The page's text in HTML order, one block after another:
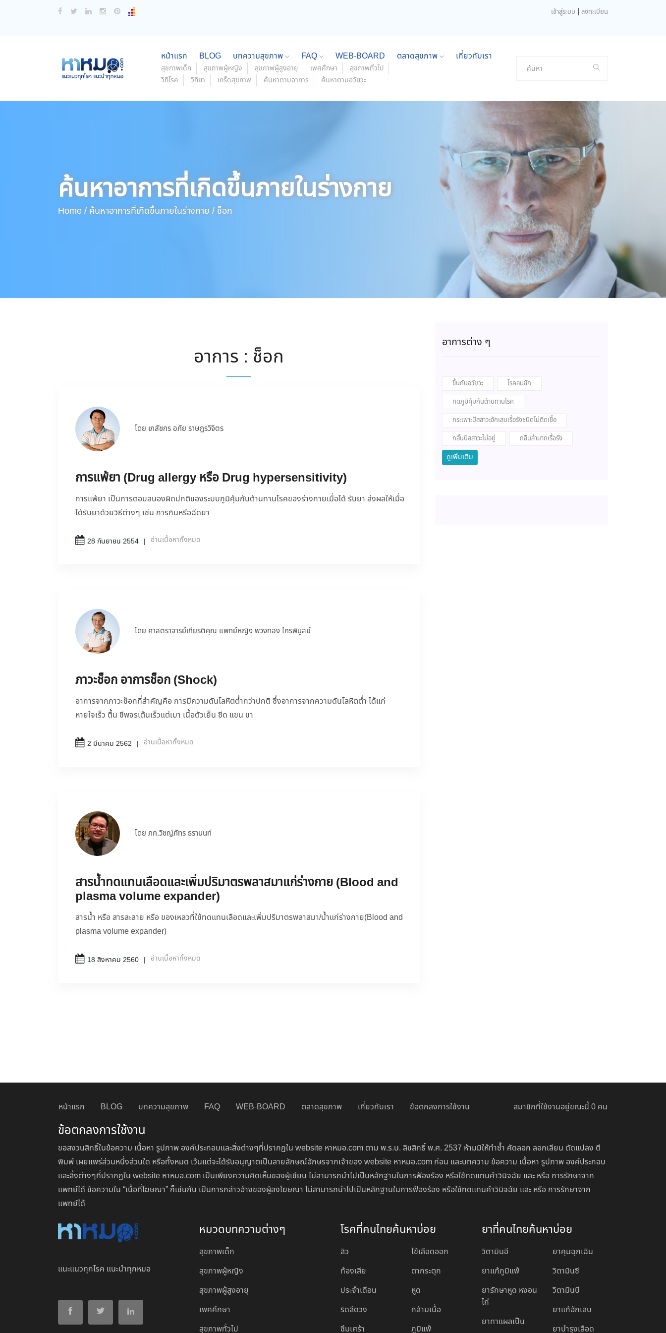
เข้าสู่ระบบ | ลงทะเบียน
หน้าแรก BLOG บทความสุขภาพ FAQ WEB-BOARD ตลาดสุขภาพ เกี่ยวกับเรา
สุขภาพเด็ก สุขภาพผู้หญิง สุขภาพผู้สูงอายุ เพศศึกษา
สุขภาพทั่วไป
วิกิโรค
วิกิยา เกร็ดสุขภาพ ค้นหาตามอาการ ค้นหาตามอวัยวะ
ค้นหาอาการที่เกิดขึ้นภายในร่างกาย
Home / ค้นหาอาการที่เกิดขึ้นภายในร่างกาย / ช็อก
อาการ : ช็อก
โดย เภสัชกร อภัย ราษฎรวิจิตร
การแพ้ยา (Drug allergy หรือ Drug hypersensitivity)
การแพ้ยา เป็นการตอบสนองผิดปกติของระบบภูมิคุ้มกันต้านทานโรคของร่างกายเมื่อได้ รับยา ส่งผลให้เมื่อ
ได้รับยาด้วยวิธีต่างๆ เช่น การกินหรือฉีดยา
28 กันยายน 2554 อ่านเนื้อหาทั้งหมด
โดย ศาสตราจารย์เกียรติคุณ แพทย์หญิง พวงทอง ไกรพิบูลย์
ภาวะช็อก อาการช็อก (Shock)
อาการจากภาวะช็อกที่สำคัญคือ การมีความดันโลหิตต่ำกว่าปกติ ซึ่งอาการจากความดันโลหิตต่ำ ได้แก่
หายใจเร็ว ตื้น ชีพจรเต้นเร็วแต่เบา เนื้อตัวเย็น ซีด แขน ขา
2 มีนาคม 2562 อ่านเนื้อหาทั้งหมด
โดย ภก.วิชญ์ภัทร ธรานนท์
สารน้ำทดแทนเลือดและเพิ่มปริมาตรพลาสมาแก่ร่างกาย (Blood and
plasma volume expander)
สารน้ำ หรือ สารละลาย หรือ ของเหลวที่ใช้ทดแทนเลือดและเพิ่มปริมาตรพลาสมา/น้ำแก่ร่างกาย(Blood and
plasma volume expander)
18 สิงหาคม 2560 อ่านเนื้อหาทั้งหมด
อาการต่าง ๆ
ขึ้นกับอวัยวะ
โรคลมชัก
กดภูมิคุ้มกันต้านทานโรค
กระเพาะปัสสาวะอักเสบเรื้อรังชนิดไม่ติดเชื้อ
กลั้นปัสสาวะไม่อยู่
กลืนลำบากเรื้อรัง
ดูเพิ่มเติม
หน้าแรก BLOG บทความสุขภาพ FAQ WEB-BOARD ตลาดสุขภาพ เกี่ยวกับเรา ข้อตกลงการใช้งาน สมาชิกที่ใช้งานอยู่ขณะนี้ 0 คน
ข้อตกลงการใช้งาน
ขอสงวนสิทธิ์ในข้อความ เนื้อหา รูปภาพ องค์ประกอบและสิ่งต่างๆที่ปรากฏใน website หาหมอ.com ตาม พ.ร.บ. ลิขสิทธิ์ พ.ศ. 2537 ห้ามมิให้ทำซ้ำ คัดลอก ลอกเลียน ดัดแปลง ตี
พิมพ์ เผยแพร่ส่วนหนึ่งส่วนใด หรือทั้งหมด เว้นแต่จะได้รับอนุญาตเป็นลายลักษณ์อักษรจากเจ้าของ website หาหมอ.com ก่อน และบทความ ข้อความ เนื้อหา รูปภาพ องค์ประกอบ
และสิ่งต่างๆที่ปรากฏใน website หาหมอ.com เป็นเพียงความคิดเห็นของผู้เขียน ไม่สามารถนำไปเป็นหลักฐานในการฟ้องร้อง หรือใช้ทดแทนคำวินิจฉัย และ หรือ การรักษาจาก
แพทย์ได้ ข้อความใน “เนื้อที่โฆษณา” ก็เช่นกัน เป็นการกล่าวอ้างของผู้ลงโฆษณา ไม่สามารถนำไปเป็นหลักฐานในการฟ้องร้อง หรือใช้ทดแทนคำวินิจฉัย และ หรือ การรักษาจาก
แพทย์ได้
แนะแนวทุกโรค แนะนำทุกหมอ
หมวดบทความต่างๆ
สุขภาพเด็ก
สุขภาพผู้หญิง
สุขภาพผู้สูงอายุ
เพศศึกษา
สุขภาพทั่วไป
โรคที่คนไทยค้นหาบ่อย ยาที่คนไทยค้นหาบ่อย
สิว
ท้องเสีย
ประจำเดือน
ริดสีดวง
ซึมเศร้า
ไข้เลือดออก
ตากระตุก
หูด
กล้ามเนื้อ
ภูมิแพ้
วิตามินอี
ยาแก้ภูมิแพ้
ยารักษาหูด หงอน
ไก่
ยาทาแผลเป็น
ยาคุมฉุกเฉิน
วิตามินซี
วิตามินบี
ยาแก้อักเสบ
ยาบํารุงเลือด